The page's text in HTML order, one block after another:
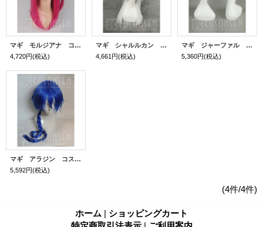
マギ モルジアナ コスプレウィッグ
4,720円(税込)
マギ シャルルカン コスプレウィッグ
4,661円(税込)
マギ ジャーファル コスプレウィッグ
5,360円(税込)
マギ アラジン コスプレウィッグ
5,592円(税込)
(4件/4件)
ホーム | ショッピングカート